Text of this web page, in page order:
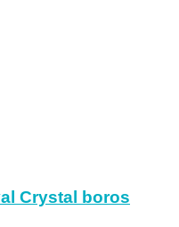
Crystal boros